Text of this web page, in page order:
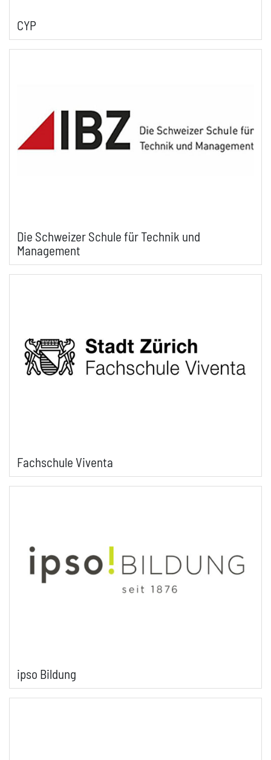
CYP
Die Schweizer Schule für Technik und
Management
Fachschule Viventa
ipso Bildung